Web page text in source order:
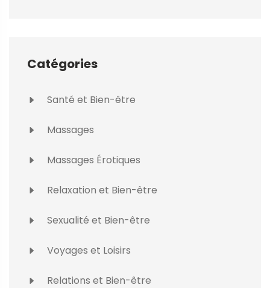
Catégories
Santé et Bien-être
Massages
Massages Érotiques
Relaxation et Bien-être
Sexualité et Bien-être
Voyages et Loisirs
Relations et Bien-être